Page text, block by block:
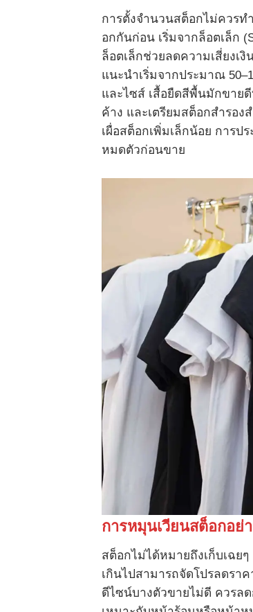
การตั้งจำนวนสต็อกไม่ควรท
อกกันก่อน เริ่มจากล็อตเล็ก
ล็อตเล็กช่วยลดความเสี่ยง
แนะนำเริ่มจากประมาณ
และไซส์ เสื้อยืดสีพื้นมักขาย
ค้าง และเตรียมสต็อกสำรอ
เผื่อสต็อกเพิ่มเล็กน้อย การป
หมดตัวก่อนขาย
การหมุนเวียนสต็อกอย่
สต็อกไม่ได้หมายถึงเก็บเฉย
เกินไปสามารถจัดโปรลดรา
ดีไซน์บางตัวขายไม่ดี ควรล